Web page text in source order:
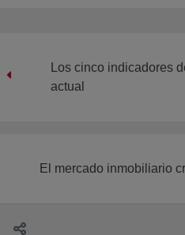
Los cinco indicadores
actual
El mercado inmobiliario